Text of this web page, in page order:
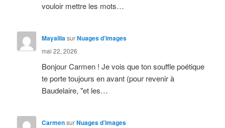
vouloir mettre les mots…
MayalilasurNuages d’images
mai 22, 2026
Bonjour Carmen ! Je vois que ton souffle poétique
te porte toujours en avant (pour revenir à
Baudelaire, "et les…
CarmensurNuages d’images